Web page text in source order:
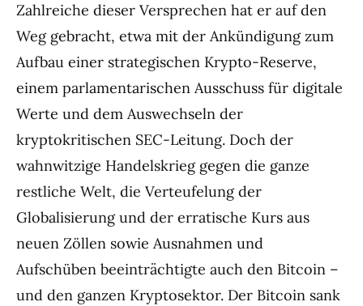
Zahlreiche dieser Versprechen hat er auf den
Weg gebracht, etwa mit der Ankündigung zum
Aufbau einer strategischen Krypto-Reserve,
einem parlamentarischen Ausschuss für digitale
Werte und dem Auswechseln der
kryptokritischen SEC-Leitung. Doch der
wahnwitzige Handelskrieg gegen die ganze
restliche Welt, die Verteufelung der
Globalisierung und der erratische Kurs aus
neuen Zöllen sowie Ausnahmen und
Aufschüben beeinträchtigte auch den Bitcoin –
und den ganzen Kryptosektor. Der Bitcoin sank